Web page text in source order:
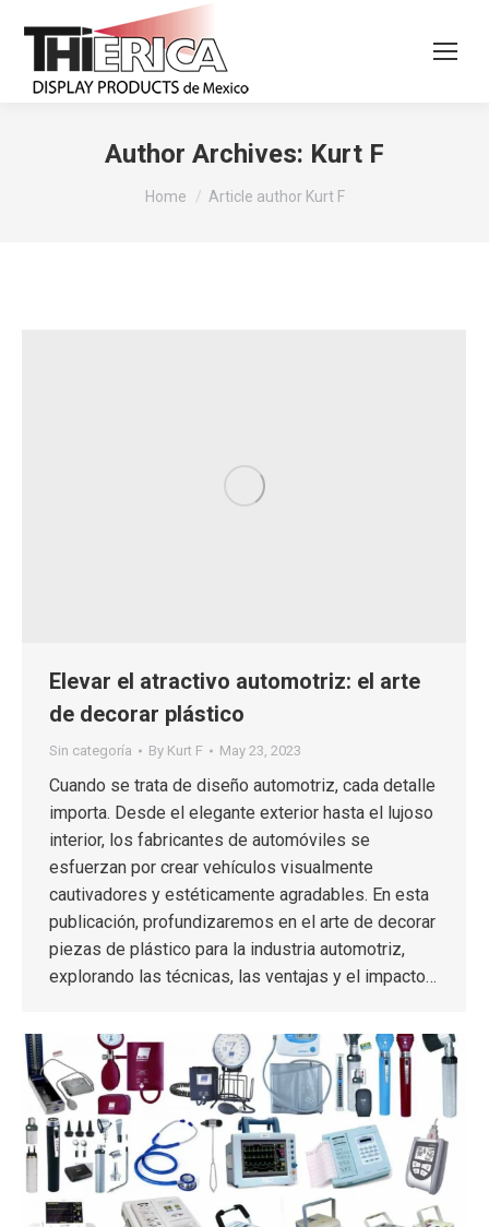
Author Archives: Kurt F
You are here:
Home Article author Kurt F
Elevar el atractivo automotriz: el arte
de decorar plástico
Sin categoría By Kurt F May 23, 2023
Cuando se trata de diseño automotriz, cada detalle
importa. Desde el elegante exterior hasta el lujoso
interior, los fabricantes de automóviles se
esfuerzan por crear vehículos visualmente
cautivadores y estéticamente agradables. En esta
publicación, profundizaremos en el arte de decorar
piezas de plástico para la industria automotriz,
explorando las técnicas, las ventajas y el impacto…